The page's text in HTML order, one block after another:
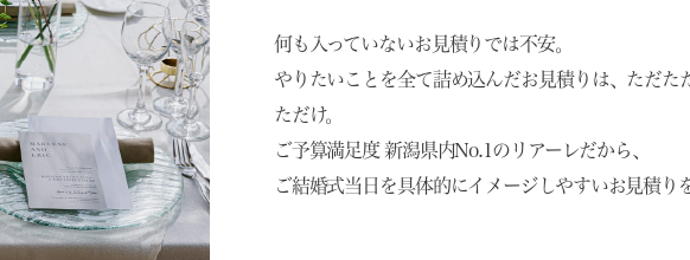
何も入っていないお見積りでは不安。
やりたいことを全て詰め込んだお見積りは、ただた
ただけ。
ご予算満足度 新潟県内No.1のリアーレだから、
ご結婚式当日を具体的にイメージしやすいお見積り